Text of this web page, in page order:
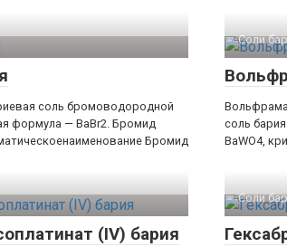
соль бромоводородной
формула — BaBr2. Бромид
Бромид
Соли
соль
BaWO4,
(IV) бария
Соли